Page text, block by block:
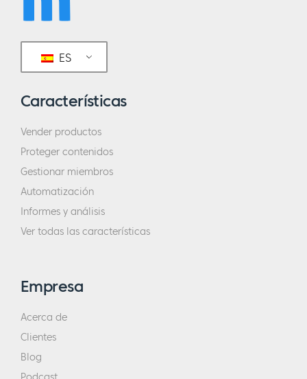
ES
Características
Vender productos
Proteger contenidos
Gestionar miembros
Automatización
Informes y análisis
Ver todas las características
Empresa
Acerca de
Clientes
Blog